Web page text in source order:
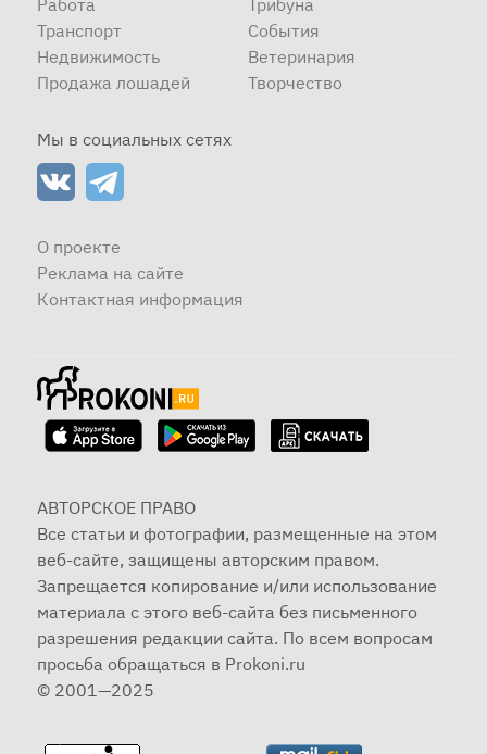
Работа
Транспорт
Недвижимость
Продажа лошадей
Трибуна
События
Ветеринария
Творчество
Мы в социальных сетях
О проекте
Реклама на сайте
Контактная информация
АВТОРСКОЕ ПРАВО
Все статьи и фотографии, размещенные на этом
веб-сайте, защищены авторским правом.
Запрещается копирование и/или использование
материала с этого веб-сайта без письменного
разрешения редакции сайта. По всем вопросам
просьба обращаться в Prokoni.ru
© 2001—2025